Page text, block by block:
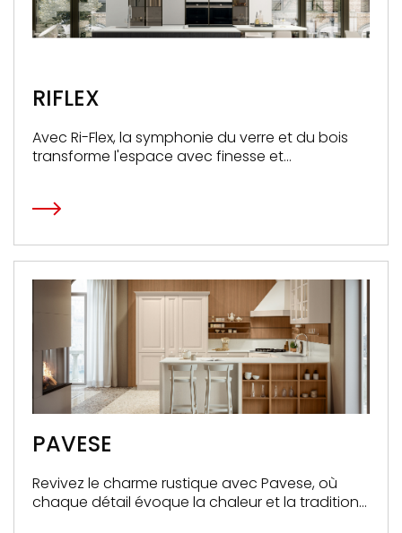
RIFLEX
Avec Ri-Flex, la symphonie du verre et du bois
transforme l'espace avec finesse et
PAVESE
Revivez le charme rustique avec Pavese, où
chaque détail évoque la chaleur et la tradition